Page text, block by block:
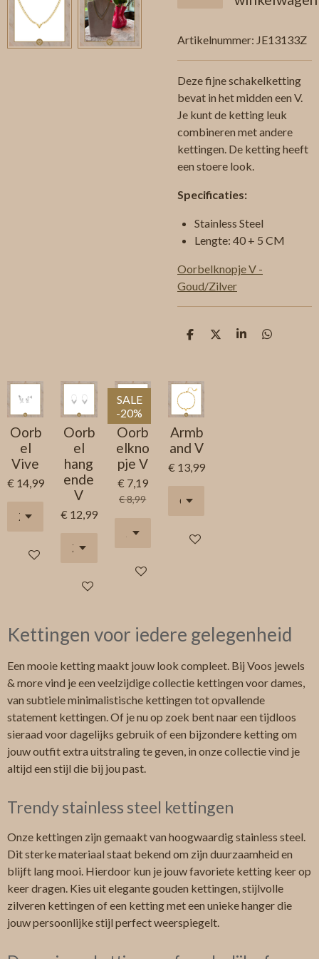
Artikelnummer: JE13133Z
Deze fijne schakelketting
bevat in het midden een V.
Je kunt de ketting leuk
combineren met andere
kettingen. De ketting heeft
een stoere look.
Specificaties:
Stainless Steel
Lengte: 40 + 5 CM
Oorbelknopje V -
Goud/Zilver
D
n
D
S
D
Oorb
el
Vive
€ 14,99
In winkelwagen
Oorb
el
hang
ende
V
€ 12,99
In winkelwagen
SALE
-20%
Oorb
elkno
pje V
€ 7,19
€ 8,99
In winkelwagen
Armb
and V
€ 13,99
In winkelwagen
Kettingen voor iedere gelegenheid
Een mooie ketting maakt jouw look compleet. Bij Voos jewels
& more vind je een veelzijdige collectie kettingen voor dames,
van subtiele minimalistische kettingen tot opvallende
statement kettingen. Of je nu op zoek bent naar een tijdloos
sieraad voor dagelijks gebruik of een bijzondere ketting om
jouw outfit extra uitstraling te geven, in onze collectie vind je
altijd een stijl die bij jou past.
Trendy stainless steel kettingen
Onze kettingen zijn gemaakt van hoogwaardig stainless steel.
Dit sterke materiaal staat bekend om zijn duurzaamheid en
blijft lang mooi. Hierdoor kun je jouw favoriete ketting keer op
keer dragen. Kies uit elegante gouden kettingen, stijlvolle
zilveren kettingen of een ketting met een unieke hanger die
jouw persoonlijke stijl perfect weerspiegelt.